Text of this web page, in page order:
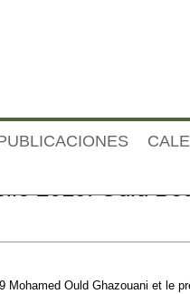
2019: Ould
Mohamed Ould Ghazouani et le